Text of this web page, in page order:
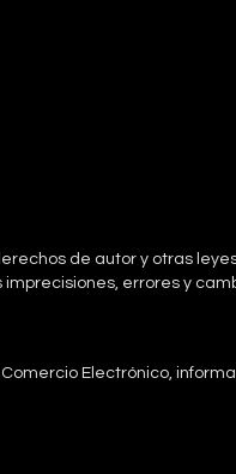
de autor y otras
errores y
Electrónico,